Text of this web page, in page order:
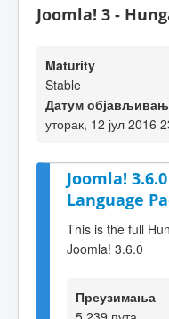
Joomla! 3 -
Maturity
Stable
Датум
уторак, 12 јул 2016
Joomla!
Language
This is the full
Joomla! 3.6.0
Преузимања